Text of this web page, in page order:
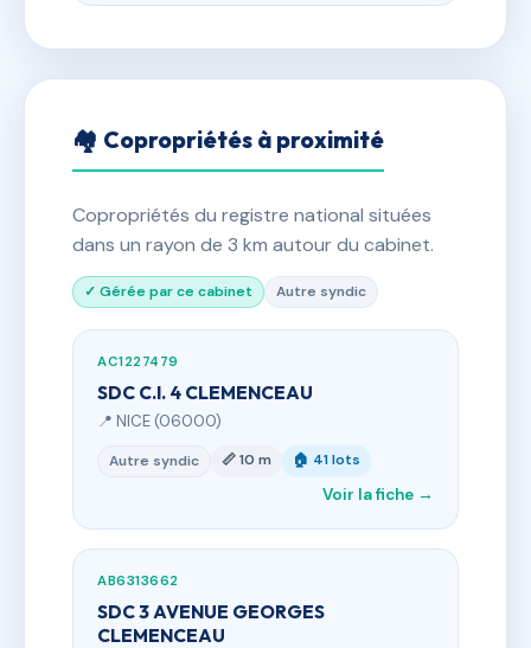
🏘 Copropriétés à proximité
Copropriétés du registre national situées
dans un rayon de 3 km autour du cabinet.
✓ Gérée par ce cabinet Autre syndic
AC1227479
SDC C.I. 4 CLEMENCEAU
📍 NICE (06000)
Autre syndic 📏 10 m 🏠 41 lots
Voir la fiche →
AB6313662
SDC 3 AVENUE GEORGES
CLEMENCEAU